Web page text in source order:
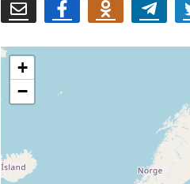
Email FacebookOdnoklassnikiTelegram
+
−